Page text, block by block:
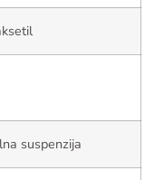
suspenzija